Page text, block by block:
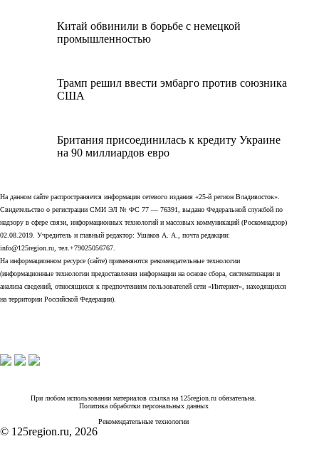
Китай обвинили в борьбе с немецкой
промышленностью
Трамп решил ввести эмбарго против союзника
США
Британия присоединилась к кредиту Украине
на 90 миллиардов евро
На данном сайте распространяется информация сетевого издания «25-й регион Владивосток».
Свидетельство о регистрации СМИ ЭЛ № ФС 77 — 76391, выдано Федеральной службой по
надзору в сфере связи, информационных технологий и массовых коммуникаций (Роскомнадзор)
02.08.2019. Учредитель и главный редактор: Ушаков А. А., почта редакции:
info@125region.ru, тел.+79025056767.
На информационном ресурсе (сайте) применяются рекомендательные технологии
(информационные технологии предоставления информации на основе сбора, систематизации и
анализа сведений, относящихся к предпочтениям пользователей сети «Интернет», находящихся
на территории Российской Федерации).
При любом использовании материалов ссылка на 125region.ru обязательна.
Политика обработки персональных данных
Рекомендательные технологии
© 125region.ru, 2026